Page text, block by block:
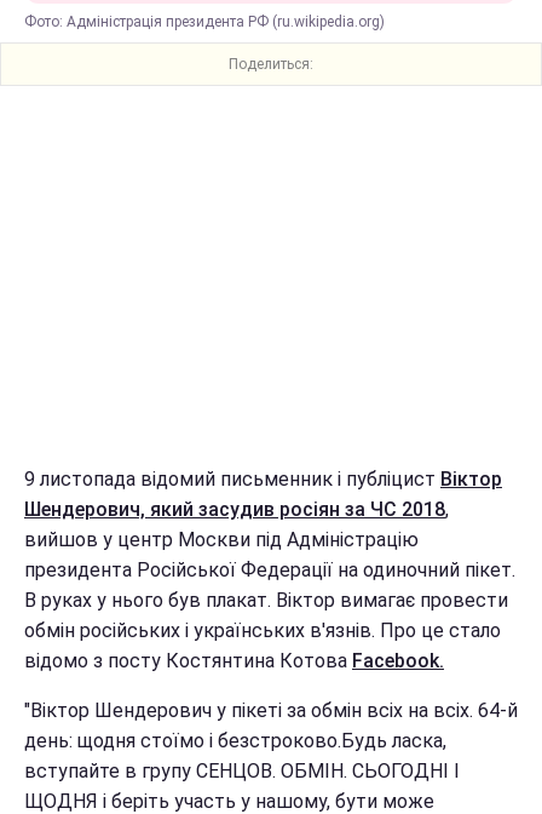
Фото: Адміністрація президента РФ (ru.wikipedia.org)
Поделиться:
9 листопада відомий письменник і публіцист Віктор
Шендерович, який засудив росіян за ЧС 2018,
вийшов у центр Москви під Адміністрацію
президента Російської Федерації на одиночний пікет.
В руках у нього був плакат. Віктор вимагає провести
обмін російських і українських в'язнів. Про це стало
відомо з посту Костянтина Котова Facebook.
"Віктор Шендерович у пікеті за обмін всіх на всіх. 64-й
день: щодня стоїмо і безстроково.Будь ласка,
вступайте в групу СЕНЦОВ. ОБМІН. СЬОГОДНІ І
ЩОДНЯ і беріть участь у нашому, бути може